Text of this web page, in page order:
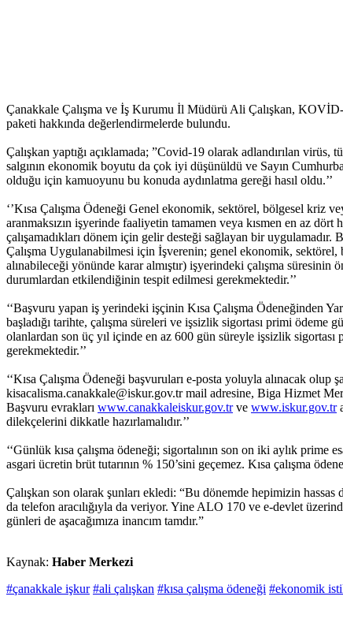
Çanakkale Çalışma ve İş Kurumu İl Müdürü Ali Çalışkan,
paketi hakkında değerlendirmelerde bulundu.
Çalışkan yaptığı açıklamada; ”Covid-19 olarak adlandırılan
salgının ekonomik boyutu da çok iyi düşünüldü ve Sayın
olduğu için kamuoyunu bu konuda aydınlatma gereği hasıl oldu.’’
‘’Kısa Çalışma Ödeneği Genel ekonomik, sektörel, bölgesel kriz
aranmaksızın işyerinde faaliyetin tamamen veya kısmen en az
çalışamadıkları dönem için gelir desteği sağlayan bir
Çalışma Uygulanabilmesi için İşverenin; genel ekonomik, sektörel,
alınabileceği yönünde karar almıştır) işyerindeki çalışma
durumlardan etkilendiğinin tespit edilmesi gerekmektedir.’’
‘‘Başvuru yapan iş yerindeki işçinin Kısa Çalışma Ödeneğinden
başladığı tarihte, çalışma süreleri ve işsizlik sigortası primi ödeme
olanlardan son üç yıl içinde en az 600 gün süreyle işsizlik
gerekmektedir.’’
‘‘Kısa Çalışma Ödeneği başvuruları e-posta yoluyla alınacak
kisacalisma.canakkale@iskur.gov.tr mail adresine, Biga Hizmet
Başvuru evrakları www.canakkaleiskur.gov.trve www.iskur.gov.tr
dilekçelerini dikkatle hazırlamalıdır.’’
‘‘Günlük kısa çalışma ödeneği; sigortalının son on iki aylık prime
asgari ücretin brüt tutarının % 150’sini geçemez. Kısa çalışma
Çalışkan son olarak şunları ekledi: “Bu dönemde hepimizin
da telefon aracılığıyla da veriyor. Yine ALO 170 ve e-devlet
günleri de aşacağımıza inancım tamdır.”
Kaynak: Haber Merkezi
#çanakkale işkur #ali çalışkan #kısa çalışma ödeneği #ekonomik